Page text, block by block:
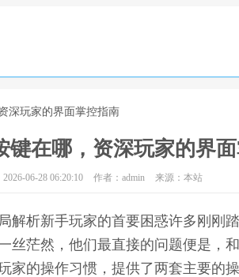
深玩家的界面掌控指南
键在哪，资深玩家的界
06-28 06:20:10 作者：admin 来源：本站
解析新手玩家的首要困惑许多刚刚
丝茫然，他们最直接的问题便是，
家的操作习惯，提供了两套主要的